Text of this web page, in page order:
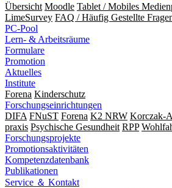
Übersicht Moodle Tablet / Mobiles
LimeSurvey FAQ / Häufig Gestellte
PC-Pool
Lern- & Arbeitsräume
Formulare
Promotion
Aktuelles
Institute
Forena Kinderschutz
Forschungseinrichtungen
DIFA FNuST Forena K2 NRW Korczak-
praxis Psy­chische Gesund­heit RPP
Forschungsprojekte
Promotionsaktivitäten
Kompetenzdatenbank
Publikationen
Service ＆ Kontakt